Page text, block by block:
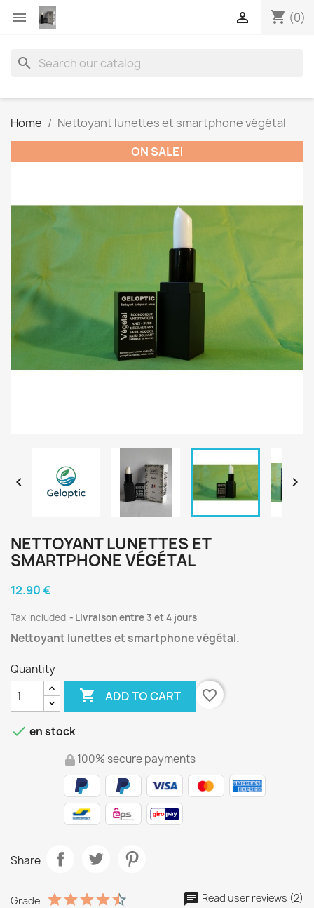
 shopping_cart (0)

search
Home
Nettoyant lunettes et smartphone végétal
ON SALE!
 
NETTOYANT LUNETTES ET
SMARTPHONE VÉGÉTAL
12.90 €
Tax included Livraison entre 3 et 4 jours
Nettoyant lunettes et smartphone végétal.
Quantity
 ADD TO CART favorite_border
 en stock
100% secure payments
Share
Grade Read user reviews (2)